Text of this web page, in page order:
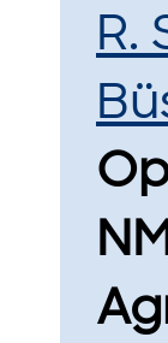
R.